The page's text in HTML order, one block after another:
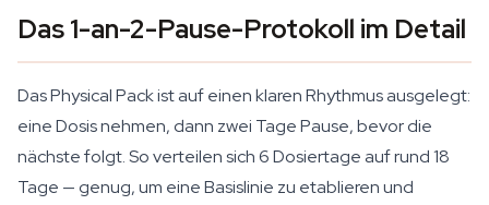
Das 1-an-2-Pause-Protokoll im Detail
Das Physical Pack ist auf einen klaren Rhythmus ausgelegt:
eine Dosis nehmen, dann zwei Tage Pause, bevor die
nächste folgt. So verteilen sich 6 Dosiertage auf rund 18
Tage — genug, um eine Basislinie zu etablieren und